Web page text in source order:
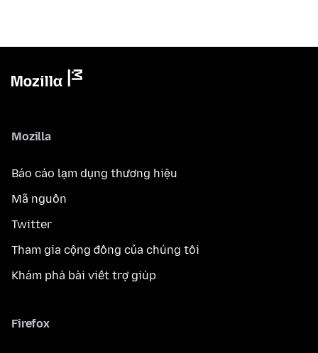
Mozilla
Báo cáo lạm dụng thương hiệu
Mã nguồn
Twitter
Tham gia cộng đồng của chúng tôi
Khám phá bài viết trợ giúp
Firefox